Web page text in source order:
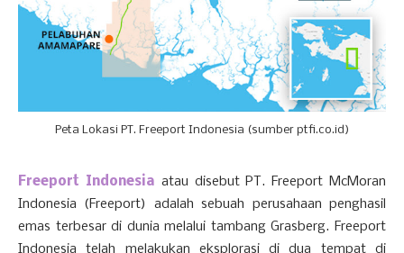
Peta Lokasi PT. Freeport Indonesia (sumber ptfi.co.id)
Freeport Indonesia atau disebut PT. Freeport McMoran
Indonesia (Freeport) adalah sebuah perusahaan penghasil
emas terbesar di dunia melalui tambang Grasberg. Freeport
Indonesia telah melakukan eksplorasi di dua tempat di